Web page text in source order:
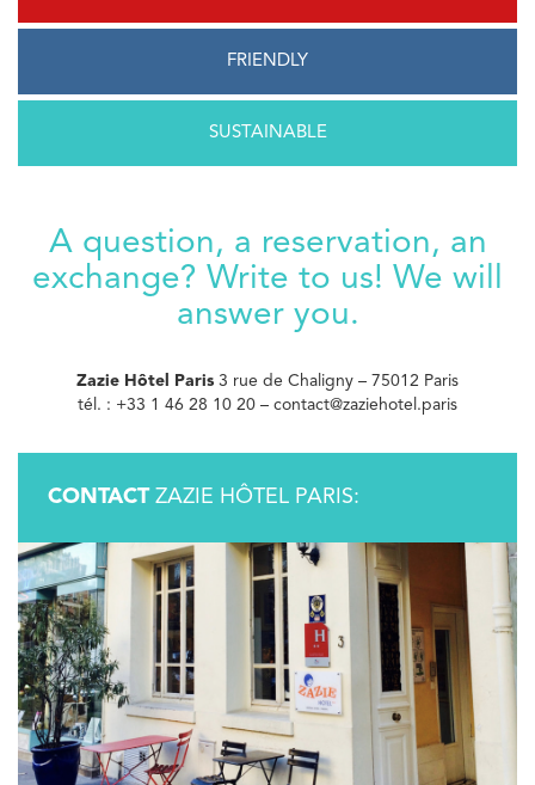
FRIENDLY
SUSTAINABLE
A question, a reservation, an
exchange? Write to us! We will
answer you.
Zazie Hôtel Paris 3 rue de Chaligny – 75012 Paris
tél. : +33 1 46 28 10 20 – contact@zaziehotel.paris
CONTACTZAZIE HÔTEL PARIS: